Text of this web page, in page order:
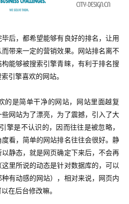
后，都希望能够有良好的排名，让用
带来一定的营销效果。网站排名离不
能够被搜索引擎青睐，有利于排名搜
引擎喜欢的网站。
的是简单干净的网站，网站里面越复
网站为了漂亮，为了震撼，引入了大
擎是不认识的，因而往往是被忽略，
看，简单的网站排名往往会很好。 静
静态，就是网页确定下来后，不会再
里所说的动态是针对数据库的，可以
有动感的网站），相对来说，网页内
在后台修改嘛。